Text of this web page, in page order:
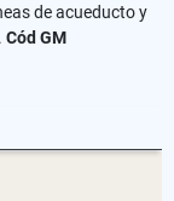
de acueducto y
Cód GM